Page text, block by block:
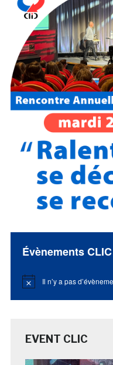
Évènements
Notice Il n’y a pas
EVENT CLIC